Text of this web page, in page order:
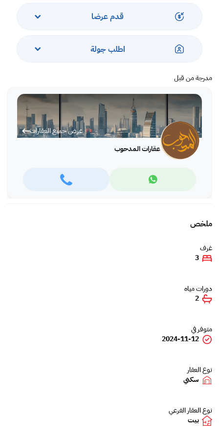
قدم عرضا
اطلب جولة
مدرجة من قبل
عرض جميع العقارات
عقارات المدحوب
ملخص
غرف
3
دورات مياه
2
متوفر في
2024-11-12
نوع العقار
سكني
نوع العقار الفرعي
بيت